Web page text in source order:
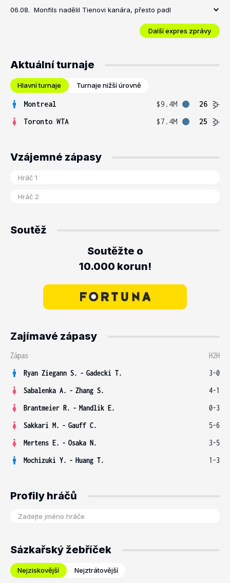
06.08. Monfils nadělil Tienovi kanára, přesto padl
Další expres zprávy
Aktuální turnaje
Hlavní turnaje Turnaje nižší úrovně
Montreal $9.4M
26
Toronto WTA
$7.4M 25
Vzájemné zápasy
Soutěž
Soutěžte o
10.000 korun!
Zajímavé zápasy
Zápas
H2H
Ryan Ziegann S. - Gadecki T.
3-0
Sabalenka A. - Zhang S.
4-1
Brantmeier R. - Mandlik E.
0-3
Sakkari M. - Gauff C.
5-6
Mertens E. - Osaka N.
3-5
Mochizuki Y. - Huang T. 1-3
Profily hráčů
Sázkařský žebříček
Nejziskovější Nejztrátovější